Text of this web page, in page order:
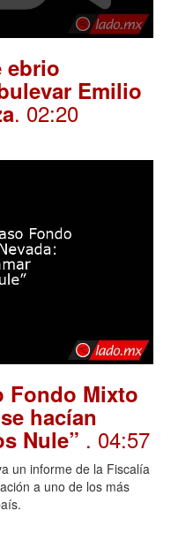
ebrio
Emilio
. 02:20
Fondo Mixto
hacían
Nule” . 04:57
un informe de la Fiscalía
a uno de los más